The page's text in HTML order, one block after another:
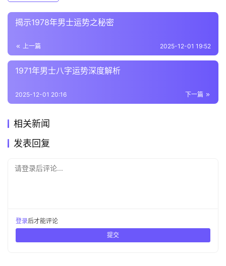
揭示1978年男士运势之秘密
上一篇 2025-12-01 19:52
1971年男士八字运势深度解析
下一篇
2025-12-01 20:16
相关新闻
发表回复
请登录后评论...
登录后才能评论
提交